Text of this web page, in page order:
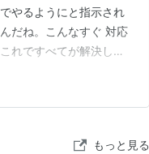
やるようにと指示され
だね。こんなすぐ 対応
れですべてが解決した
らなきゃ ならないけ
もっと見る